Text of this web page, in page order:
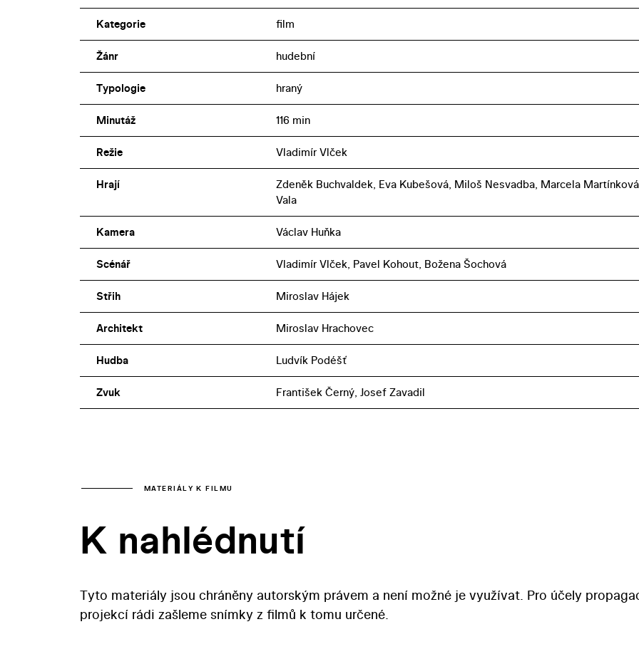
Kategorie film
Žánr hudební
Typologie hraný
Minutáž 116 min
Režie Vladimír Vlček
Hrají
Zdeněk Buchvaldek, Eva Kubešová, Miloš Nesvadba, Marcela
Vala
Kamera Václav Huňka
Scénář Vladimír Vlček, Pavel Kohout, Božena Šochová
Střih Miroslav Hájek
Architekt Miroslav Hrachovec
Hudba Ludvík Podéšť
Zvuk František Černý, Josef Zavadil
MATERIÁLY K FILMU
K nahlédnutí
Tyto materiály jsou chráněny autorským právem a není možné je využívat. Pro účely
projekcí rádi zašleme snímky z filmů k tomu určené.